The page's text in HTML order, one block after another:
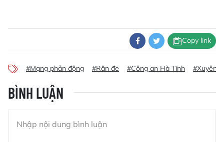
Copy link
#Mạng phản động #Răn đe #Công an Hà Tĩnh #Xuyên
BÌNH LUẬN